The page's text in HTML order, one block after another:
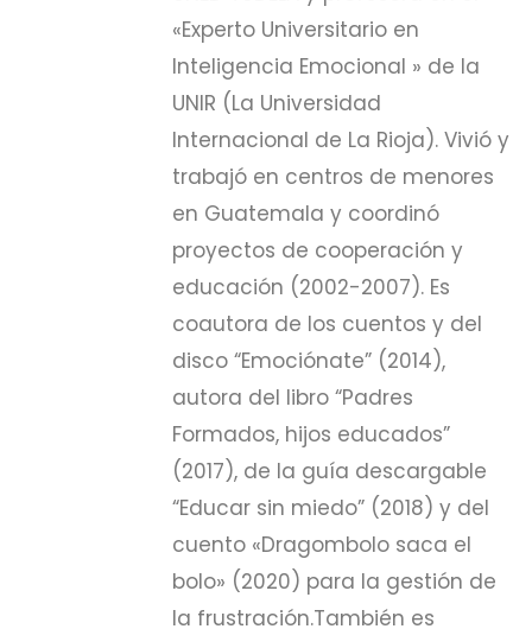
«Experto Universitario en
Inteligencia Emocional » de la
UNIR (La Universidad
Internacional de La Rioja). Vivió y
trabajó en centros de menores
en Guatemala y coordinó
proyectos de cooperación y
educación (2002-2007). Es
coautora de los cuentos y del
disco “Emociónate” (2014),
autora del libro “Padres
Formados, hijos educados”
(2017), de la guía descargable
“Educar sin miedo” (2018) y del
cuento «Dragombolo saca el
bolo» (2020) para la gestión de
la frustración.También es